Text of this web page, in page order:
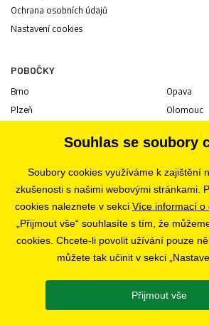
Ochrana osobních údajů
Nastavení cookies
POBOČKY
Brno
Plzeň
Ostrava
Opava
Olomouc
Pardubice
Liberec
Bratislava
KARIÉRA
SLEDUJTE NÁS
Souhlas se soubory
Soubory cookies využíváme k zajištění
zkušenosti s našimi webovými stránkami.
cookies naleznete v sekci Více informací o
„Přijmout vše“ souhlasíte s tím, že
cookies. Chcete-li povolit užívání pouze
můžete tak učinit v sekci
Přijmout vše